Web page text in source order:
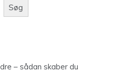
Søg
– sådan skaber du